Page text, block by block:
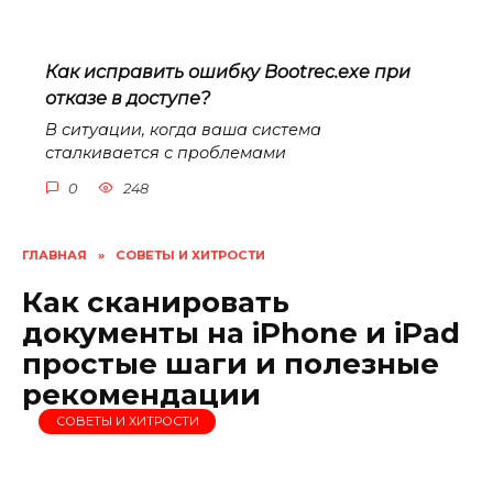
ГЛАВНАЯ » СОВЕТЫ И ХИТРОСТИ
Как сканировать
документы на iPhone и iPad
простые шаги и полезные
рекомендации
СОВЕТЫ И ХИТРОСТИ
Как исправить ошибку Bootrec.exe при
отказе в доступе?
В ситуации, когда ваша система
сталкивается с проблемами
0 248